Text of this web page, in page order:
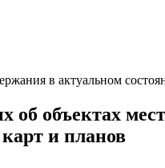
в актуальном
об объектах
и планов